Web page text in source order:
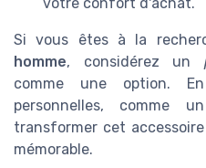
Si vous êtes à la
homme, considérez un
comme une option.
personnelles, comme
transformer cet
mémorable.